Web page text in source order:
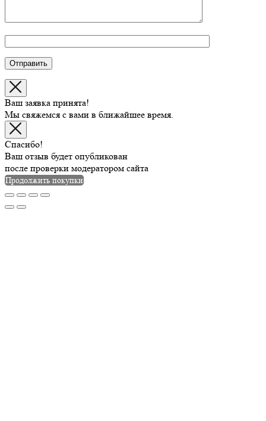
Ваш заявка принята!
Мы свяжемся с вами в ближайшее время.
Спасибо!
Ваш отзыв будет опубликован
после проверки модератором сайта
Продолжить покупки